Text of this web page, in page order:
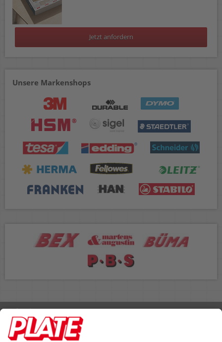
Jetzt anfordern
Unsere Markenshops
Rufen Sie uns an 04298 401-0
Lieferbedingungen Impressum